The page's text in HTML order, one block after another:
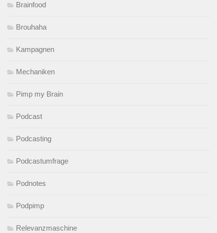
Brainfood
Brouhaha
Kampagnen
Mechaniken
Pimp my Brain
Podcast
Podcasting
Podcastumfrage
Podnotes
Podpimp
Relevanzmaschine